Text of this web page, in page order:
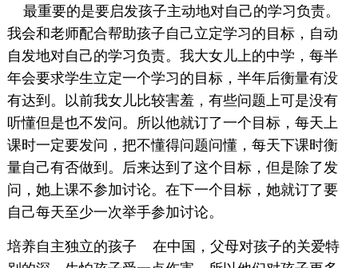
最重要的是要启发孩子主动地对自己的学习负责。
我会和老师配合帮助孩子自己立定学习的目标，自动
自发地对自己的学习负责。我大女儿上的中学，每半
年会要求学生立定一个学习的目标，半年后衡量有没
有达到。以前我女儿比较害羞，有些问题上可是没有
听懂但是也不发问。所以他就订了一个目标，每天上
课时一定要发问，把不懂得问题问懂，每天下课时衡
量自己有否做到。后来达到了这个目标，但是除了发
问，她上课不参加讨论。在下一个目标，她就订了要
自己每天至少一次举手参加讨论。
培养自主独立的孩子 在中国，父母对孩子的关爱特